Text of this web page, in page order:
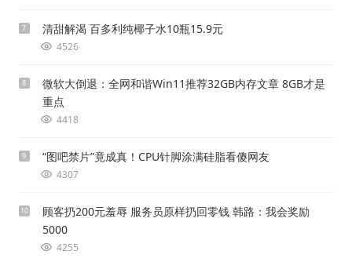
7 清甜解渴 百多利纯椰子水10瓶15.9元
4526
8
微软大倒退：全网和谐Win11推荐32GB内存文章 8GB才是
重点
4418
9 “图吧禁片”竟成真！CPU针脚涂满硅脂看傻网友
4307
10
顾客扔200元羞辱 服务员原样扔回零钱 韩路：我会奖励
5000
4255